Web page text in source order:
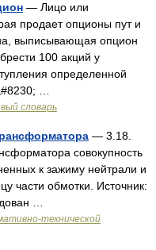
— Лицо или
продает опционы пут и
выписывающая опцион
100 акций у
определенной
…
словарь
— 3.18.
совокупность
к зажиму нейтрали и
части обмотки. Источник:
…
технической